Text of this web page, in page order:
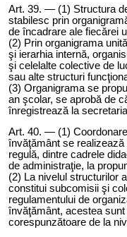
Art. 39. — (1) Structura
stabilesc prin
de încadrare ale fiecărei
(2) Prin organigrama
şi ierarhia internă,
şi celelalte colective de
sau alte structuri
(3) Organigrama se
an şcolar, se aprobă de
înregistrează la
Art. 40. — (1)
învăţământ se
regulă, dintre cadrele
de administraţie, la
(2) La nivelul structurilor
constitui subcomisii şi
regulamentului de
învăţământ, acestea
corespunzătoare de la